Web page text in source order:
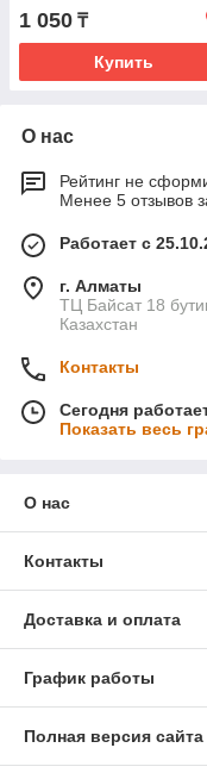
1 050 ₸
Купить
О нас
Рейтинг не
Менее 5 отзывов
Работает с
г. Алматы
ТЦ Байсат 18
Казахстан
Контакты
Сегодня
Показать весь
О нас
Контакты
Доставка и оплата
График работы
Полная версия сайта